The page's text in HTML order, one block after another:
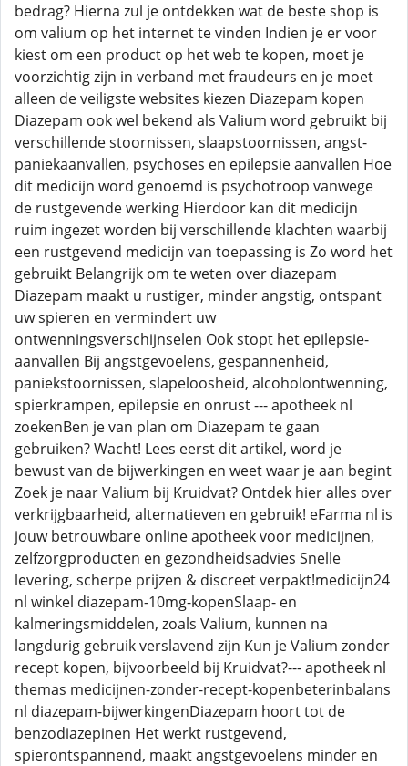
bedrag? Hierna zul je ontdekken wat de beste shop is
om valium op het internet te vinden Indien je er voor
kiest om een product op het web te kopen, moet je
voorzichtig zijn in verband met fraudeurs en je moet
alleen de veiligste websites kiezen Diazepam kopen
Diazepam ook wel bekend als Valium word gebruikt bij
verschillende stoornissen, slaapstoornissen, angst-
paniekaanvallen, psychoses en epilepsie aanvallen Hoe
dit medicijn word genoemd is psychotroop vanwege
de rustgevende werking Hierdoor kan dit medicijn
ruim ingezet worden bij verschillende klachten waarbij
een rustgevend medicijn van toepassing is Zo word het
gebruikt Belangrijk om te weten over diazepam
Diazepam maakt u rustiger, minder angstig, ontspant
uw spieren en vermindert uw
ontwenningsverschijnselen Ook stopt het epilepsie-
aanvallen Bij angstgevoelens, gespannenheid,
paniekstoornissen, slapeloosheid, alcoholontwenning,
spierkrampen, epilepsie en onrust --- apotheek nl
zoekenBen je van plan om Diazepam te gaan
gebruiken? Wacht! Lees eerst dit artikel, word je
bewust van de bijwerkingen en weet waar je aan begint
Zoek je naar Valium bij Kruidvat? Ontdek hier alles over
verkrijgbaarheid, alternatieven en gebruik! eFarma nl is
jouw betrouwbare online apotheek voor medicijnen,
zelfzorgproducten en gezondheidsadvies Snelle
levering, scherpe prijzen & discreet verpakt!medicijn24
nl winkel diazepam-10mg-kopenSlaap- en
kalmeringsmiddelen, zoals Valium, kunnen na
langdurig gebruik verslavend zijn Kun je Valium zonder
recept kopen, bijvoorbeeld bij Kruidvat?--- apotheek nl
themas medicijnen-zonder-recept-kopenbeterinbalans
nl diazepam-bijwerkingenDiazepam hoort tot de
benzodiazepinen Het werkt rustgevend,
spierontspannend, maakt angstgevoelens minder en